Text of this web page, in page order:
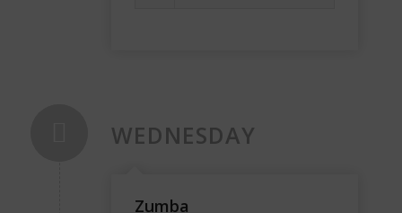
WEDNESDAY
Zumba